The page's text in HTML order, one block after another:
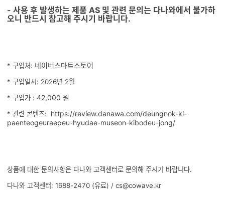
- 사용 후 발생하는 제품 AS 및 관련 문의는 다나와에서 불가하
오니 반드시 참고해 주시기 바랍니다.
* 구입처: 네이버스마트스토어
* 구입일시: 2026년 2월
* 구입가 : 42,000 원
* 관련 콘텐츠:
https://review.danawa.com/deungnok-ki-
paenteogeuraepeu-hyudae-museon-kibodeu-jong/
상품에 대한 문의사항은 다나와 고객센터로 문의해 주시기 바랍니다.
다나와 고객센터: 1688-2470 (유료) / cs@cowave.kr